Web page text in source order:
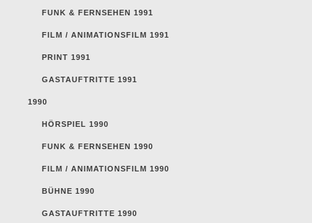
FUNK & FERNSEHEN 1991
FILM / ANIMATIONSFILM 1991
PRINT 1991
GASTAUFTRITTE 1991
1990
HÖRSPIEL 1990
FUNK & FERNSEHEN 1990
FILM / ANIMATIONSFILM 1990
BÜHNE 1990
GASTAUFTRITTE 1990